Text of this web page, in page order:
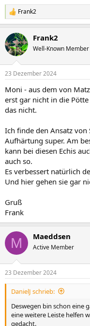
R
e
k
t
i
e
:
Frank2
Frank2
Well-Known Member
23 Dezember 2024
Moni - aus dem von
erst gar nicht in die
das nicht.
Ich finde den Ansatz von
Aufhärtung super. Am
kann bei diesen Echis
auch so.
Es verbessert natürlich
Und hier gehen sie gar
Gruß
Frank
M Maeddsen
Active Member
23 Dezember 2024
DanielJ schrieb:
Deswegen bin schon eine
eine weitere Leiste helfen
gedacht.